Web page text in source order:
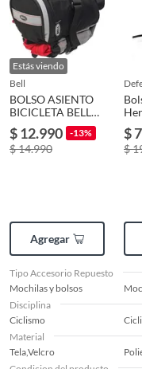
vitaminas, entre otros
Pinturas de un color a
Plantas.
De uso personal.
Detalle de la garantía
Modelo
Estás viendo
bell
BOLSO ASIENTO
BICICLETA BELL
RUCKSACK 555
$ 12.990 -13%
$ 14.990
Agregar
$
$
Tipo Accesorio Repuesto
Mochilas y bolsos
Disciplina
Ciclismo
Material
Tela,Velcro